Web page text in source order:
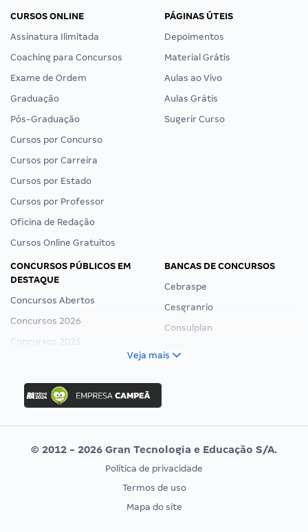
CURSOS ONLINE
Assinatura Ilimitada
Coaching para Concursos
Exame de Ordem
Graduação
Pós-Graduação
Cursos por Concurso
Cursos por Carreira
Cursos por Estado
Cursos por Professor
Oficina de Redação
Cursos Online Gratuitos
PÁGINAS ÚTEIS
Depoimentos
Material Grátis
Aulas ao Vivo
Aulas Grátis
Sugerir Curso
CONCURSOS PÚBLICOS EM
DESTAQUE
Concursos Abertos
Concursos 2026
Concursos 2025
Concurso Ibama
Concurso MPU
Editais publicados
BANCAS DE CONCURSOS
Cebraspe
Cesgranrio
Consulplan
Vunesp
CONCURSOS POR PROFISSÃO
EXAME DE ORDEM
Veja mais
© 2012 - 2026 Gran Tecnologia e Educação S/A.
Política de privacidade
Termos de uso
Mapa do site